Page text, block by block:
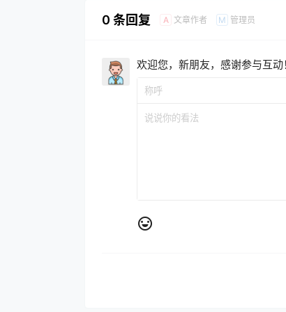
0 条回复 A 文章作者 M 管理员
欢迎您，新朋友，感谢参与互动